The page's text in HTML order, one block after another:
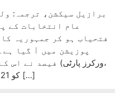
عام انتخابات کے
فتحیاب ہو کر جمہوریہ
فیصد نے اس کے حق
PT کا امیدوار) کو 21 فیصد ووٹ پڑے۔ […]